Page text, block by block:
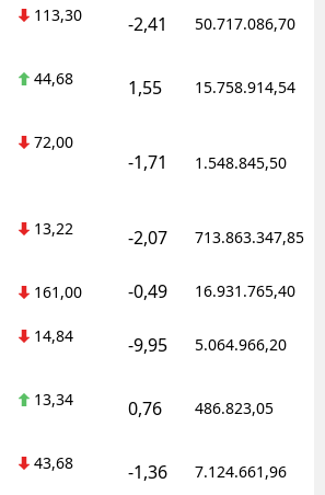
113,30 -2,41 50.717.086,70
44,68 1,55 15.758.914,54
72,00
-1,71 1.548.845,50
13,22 -2,07 713.863.347,85
161,00 -0,49 16.931.765,40
14,84 -9,95 5.064.966,20
13,34 0,76 486.823,05
43,68 -1,36 7.124.661,96